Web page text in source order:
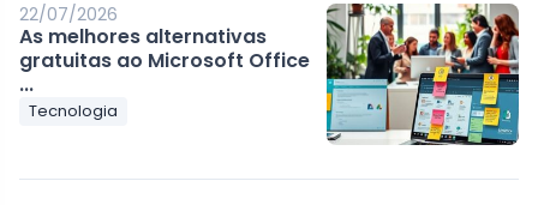
22/07/2026
As melhores alternativas
gratuitas ao Microsoft Office
...
Tecnologia